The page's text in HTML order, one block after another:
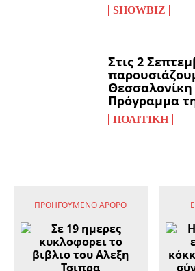
SHOWBIZ
Στις 2
Θεσσαλονίκη
Πρόγραμμα
ΠΟΛΙΤΙΚΉ
ΠΡΟΗΓΟΎΜΕΝΟ ΆΡΘΡΟ